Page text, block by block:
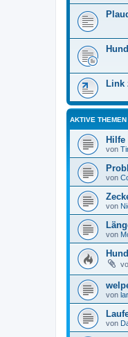
Link
AKTIVE THEMEN
Hilfe
von
von
von
von
von
von